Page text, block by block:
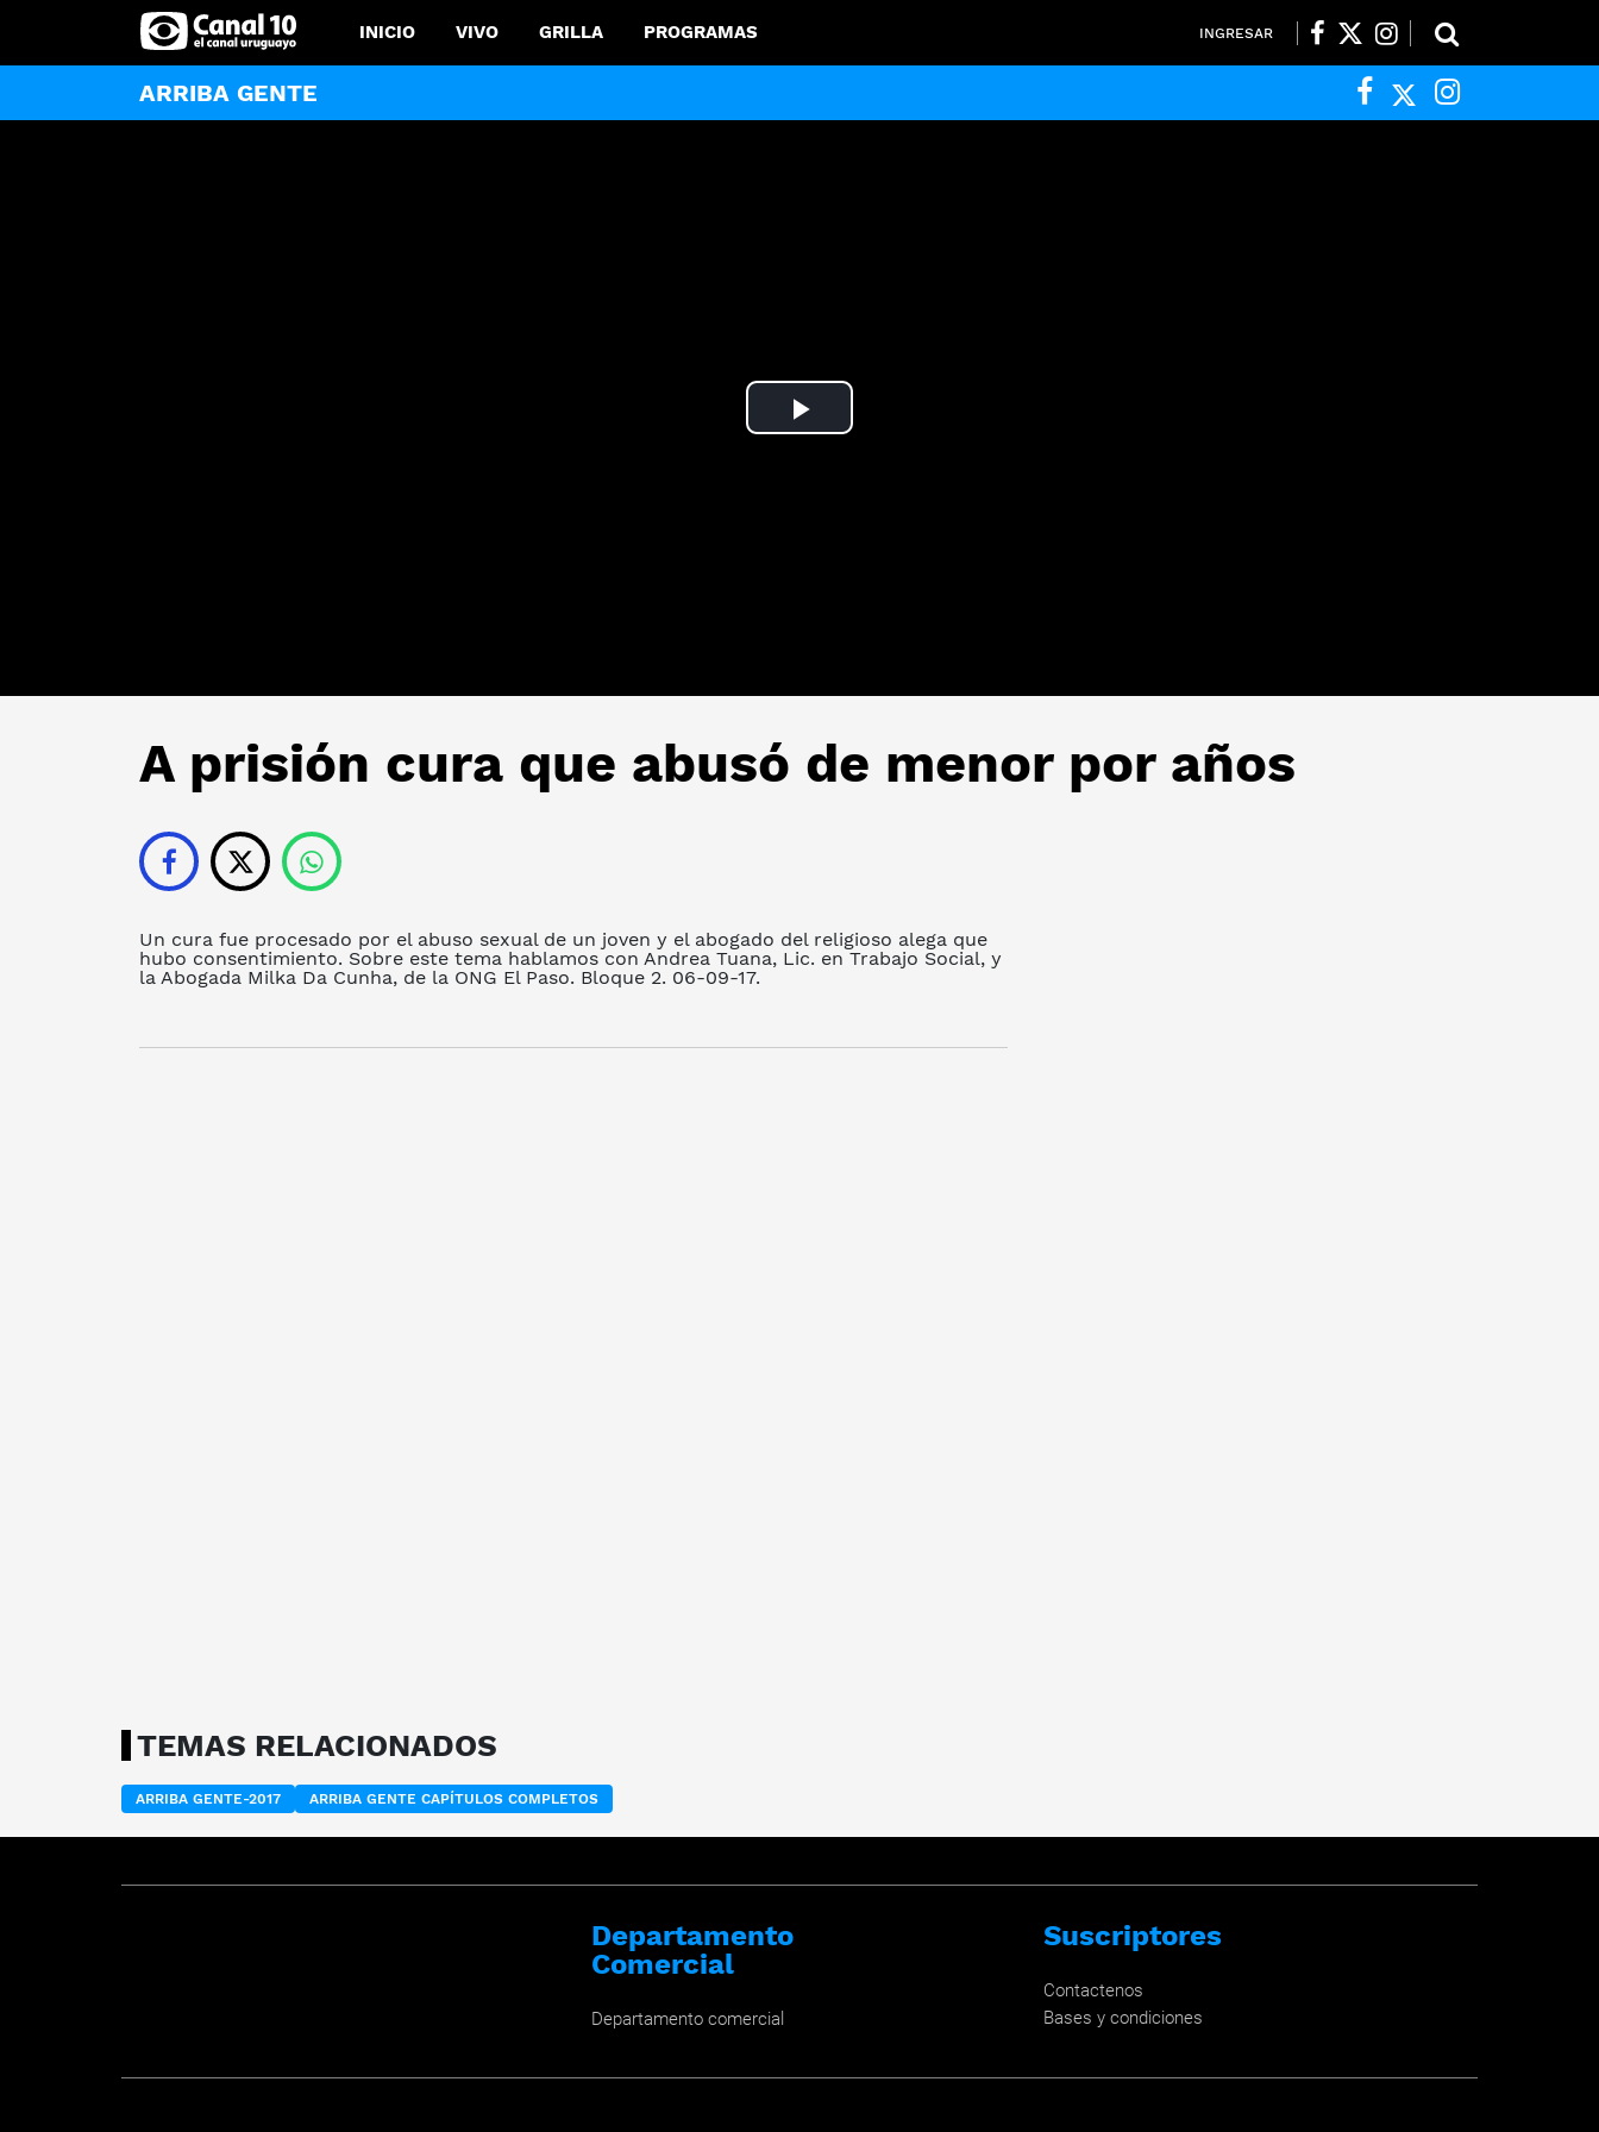
INICIO VIVO GRILLA PROGRAMAS INGRESAR
ARRIBA GENTE
Play
A prisión cura que abusó de menor por años
Un cura fue procesado por el abuso sexual de un joven y el abogado del religioso alega que
hubo consentimiento. Sobre este tema hablamos con Andrea Tuana, Lic. en Trabajo Social, y
la Abogada Milka Da Cunha, de la ONG El Paso. Bloque 2. 06-09-17.
TEMAS RELACIONADOS
ARRIBA GENTE-2017 ARRIBA GENTE CAPÍTULOS COMPLETOS
Departamento
Comercial
Departamento comercial
Suscriptores
Contactenos
Bases y condiciones